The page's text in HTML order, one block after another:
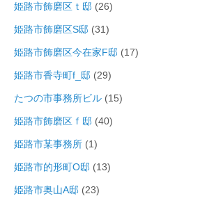
姫路市飾磨区ｔ邸 (26)
姫路市飾磨区S邸 (31)
姫路市飾磨区今在家F邸 (17)
姫路市香寺町f_邸 (29)
たつの市事務所ビル (15)
姫路市飾磨区ｆ邸 (40)
姫路市某事務所 (1)
姫路市的形町O邸 (13)
姫路市奥山A邸 (23)